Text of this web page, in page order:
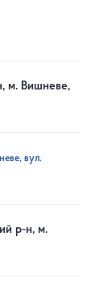
м. Вишневе,
вул.
р-н, м.